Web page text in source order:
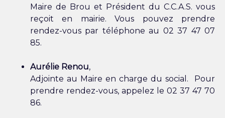
Maire de Brou et Président du C.C.A.S. vous
reçoit en mairie. Vous pouvez prendre
rendez-vous par téléphone au 02 37 47 07
85.
Aurélie Renou,
Adjointe au Maire en charge du social. Pour
prendre rendez-vous, appelez le 02 37 47 70
86.